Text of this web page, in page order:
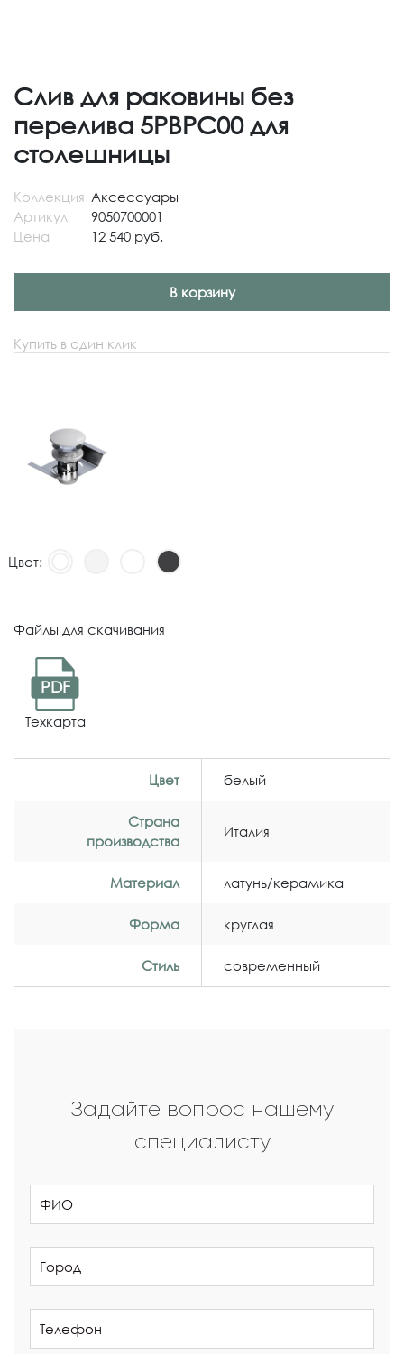
Слив для раковины без
перелива 5PBPC00 для
столешницы
Коллекция Аксессуары
Артикул
9050700001
Цена
12 540 руб.
В корзину
Купить в один клик
Цвет:
Файлы для скачивания
PDF
Техкарта
Цвет белый
Страна
производства
Италия
Материал латунь/керамика
Форма круглая
Стиль современный
Задайте вопрос нашему
специалисту